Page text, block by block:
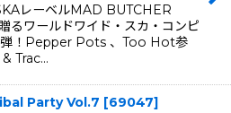
レーベルMAD BUTCHER
るワールドワイド・スカ・コンピ
弾！Pepper Pots 、Too Hot参
Trac…
Party Vol.7 [69047]